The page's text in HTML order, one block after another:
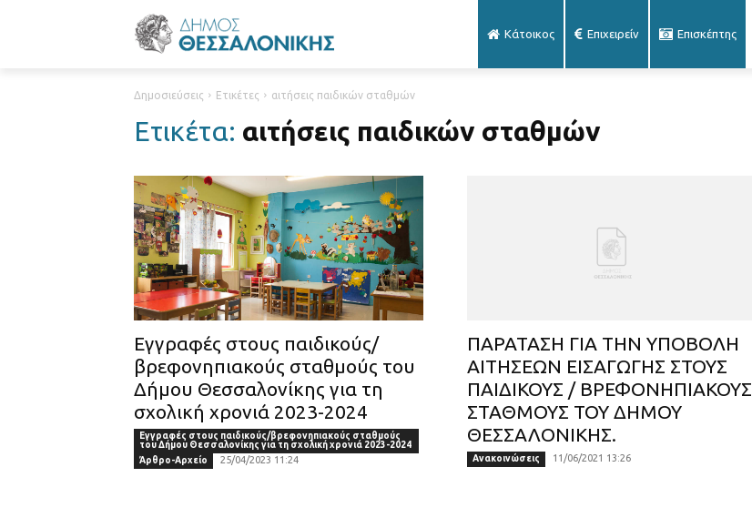
Κάτοικος Επιχειρείν Επισκέπτης
Δημοσιεύσεις Ετικέτες αιτήσεις παιδικών σταθμών
Ετικέτα: αιτήσεις παιδικών σταθμών
Εγγραφές στους παιδικούς/
βρεφονηπιακούς σταθμούς του
Δήμου Θεσσαλονίκης για τη
σχολική χρονιά 2023-2024
Εγγραφές στους παιδικούς/βρεφονηπιακούς σταθμούς
του Δήμου Θεσσαλονίκης για τη σχολική χρονιά 2023-2024
Άρθρο-Αρχείο
25/04/2023 11:24
ΠΑΡΑΤΑΣΗ ΓΙΑ ΤΗΝ ΥΠΟΒΟΛΗ
ΑΙΤΗΣΕΩΝ ΕΙΣΑΓΩΓΗΣ ΣΤΟΥΣ
ΠΑΙΔΙΚΟΥΣ / ΒΡΕΦΟΝΗΠΙΑΚΟΥΣ
ΣΤΑΘΜΟΥΣ ΤΟΥ ΔΗΜΟΥ
ΘΕΣΣΑΛΟΝΙΚΗΣ.
Ανακοινώσεις 11/06/2021 13:26